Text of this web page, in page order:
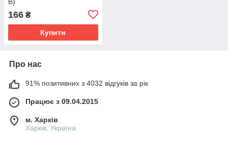
166 ₴
Купити
Про нас
91% позитивних з 4032 відгуків за рік
Працює з 09.04.2015
м. Харків
Харків, Україна